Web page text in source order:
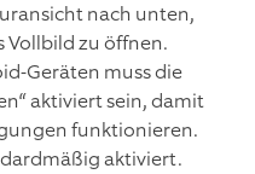
nach unten,
Vollbild zu öffnen.
Geräten muss die
aktiviert sein, damit
funktionieren.
aktiviert.